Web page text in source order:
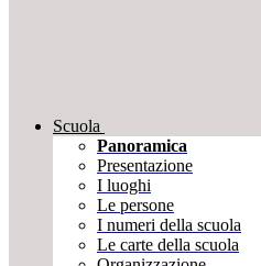
Scuola
Panoramica
Presentazione
I luoghi
Le persone
I numeri della scuola
Le carte della scuola